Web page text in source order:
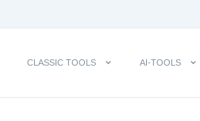
CLASSIC TOOLS AI-TOOLS